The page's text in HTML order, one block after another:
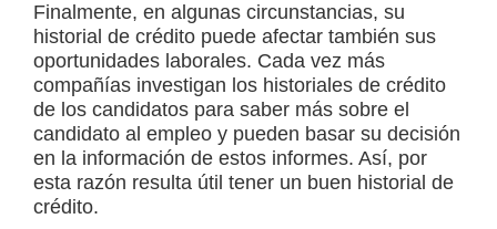
Finalmente, en algunas circunstancias, su
historial de crédito puede afectar también sus
oportunidades laborales. Cada vez más
compañías investigan los historiales de crédito
de los candidatos para saber más sobre el
candidato al empleo y pueden basar su decisión
en la información de estos informes. Así, por
esta razón resulta útil tener un buen historial de
crédito.